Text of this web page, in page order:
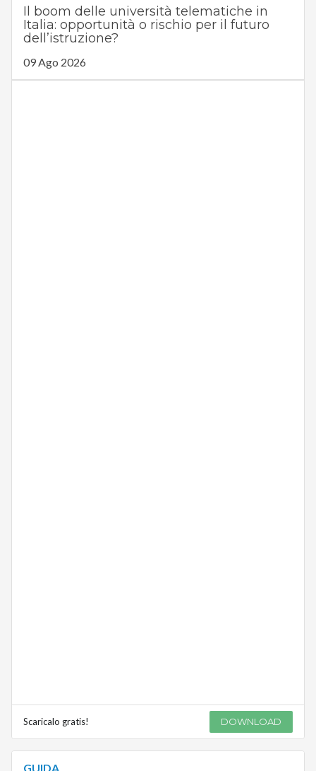
Il boom delle università telematiche in
Italia: opportunità o rischio per il futuro
dell’istruzione?
09 Ago 2026
Scaricalo gratis! DOWNLOAD
GUIDA